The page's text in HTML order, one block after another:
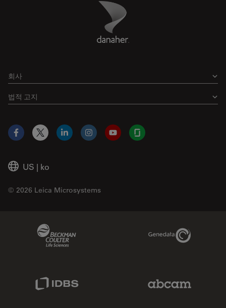
Danaher Logo
회사
법적 고지
US | ko
© 2026 Leica Microsystems
Facebook
X LinkedInInstagramYouTubeGlassdoor
Genedata Link